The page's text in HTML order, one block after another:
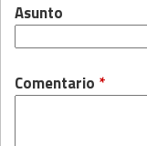
Asunto
Comentario *